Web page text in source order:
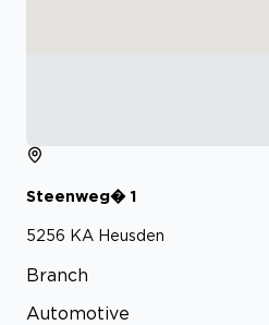
Steenweg� 1
5256 KA Heusden
Branch
Automotive